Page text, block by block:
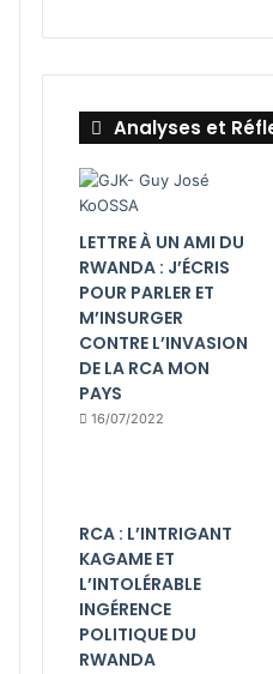
Analyses et
LETTRE À UN AMI DU
RWANDA : J’ÉCRIS
POUR PARLER ET
M’INSURGER
CONTRE L’INVASION
DE LA RCA MON
PAYS
16/07/2022
RCA : L’INTRIGANT
KAGAME ET
L’INTOLÉRABLE
INGÉRENCE
POLITIQUE DU
RWANDA